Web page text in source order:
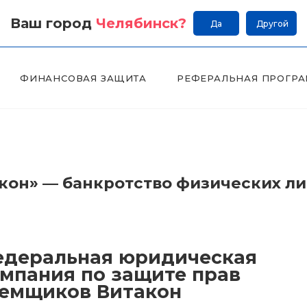
Ваш город Челябинск? Да Другой
ФИНАНСОВАЯ ЗАЩИТА РЕФЕРАЛЬНАЯ
— банкротство физических
юридическая
по защите прав
Витакон